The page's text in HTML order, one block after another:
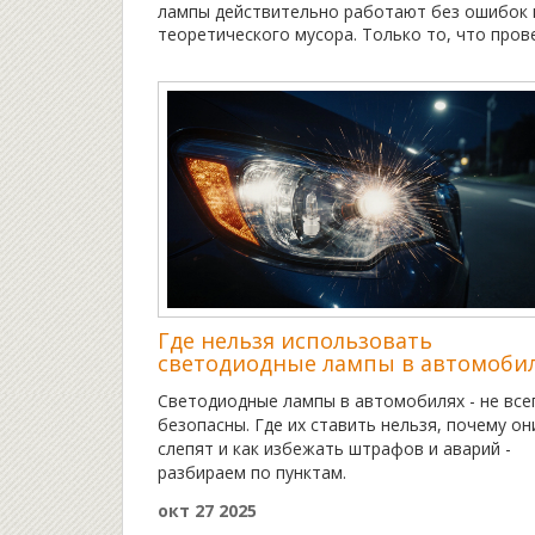
лампы действительно работают без
теоретического мусора. Только то, что
Где нельзя использовать
светодиодные лампы в
опасные места и ошибки
Светодиодные лампы в автомобилях - не
безопасны. Где их ставить нельзя, почему
слепят и как избежать штрафов и аварий -
разбираем по пунктам.
окт 27 2025